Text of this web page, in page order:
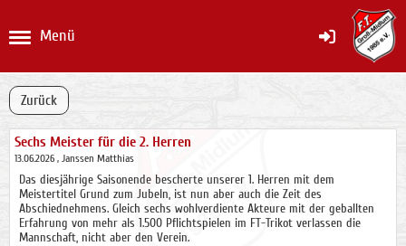
Menü
Zurück
Sechs Meister für die 2. Herren
13.06.2026 , Janssen Matthias
Das diesjährige Saisonende bescherte unserer 1. Herren mit dem
Meistertitel Grund zum Jubeln, ist nun aber auch die Zeit des
Abschiednehmens. Gleich sechs wohlverdiente Akteure mit der geballten
Erfahrung von mehr als 1.500 Pflichtspielen im FT-Trikot verlassen die
Mannschaft, nicht aber den Verein.